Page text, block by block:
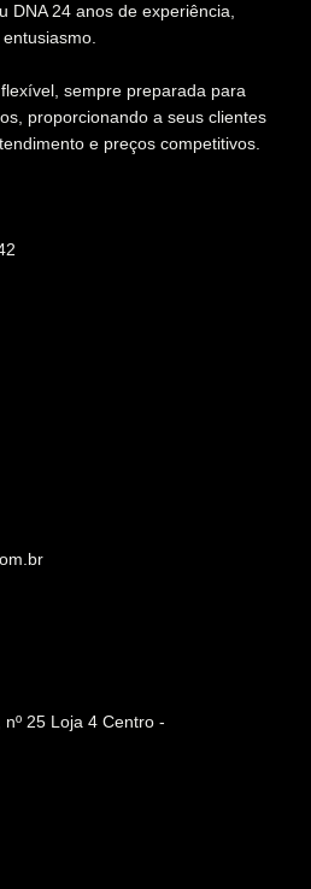
DNA 24 anos de experiência,
sempre preparada para
proporcionando a seus clientes
e preços competitivos.
25 Loja 4 Centro -